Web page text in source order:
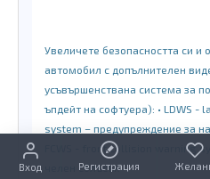
Увеличете безопасността си и
автомобил с допълнителен
усъвършенствана система за
ъпдейт на софтуера): • LDWS
system – предупреждение за
FCWS - front collision warning
челен сблъсък
Вход Регистрация